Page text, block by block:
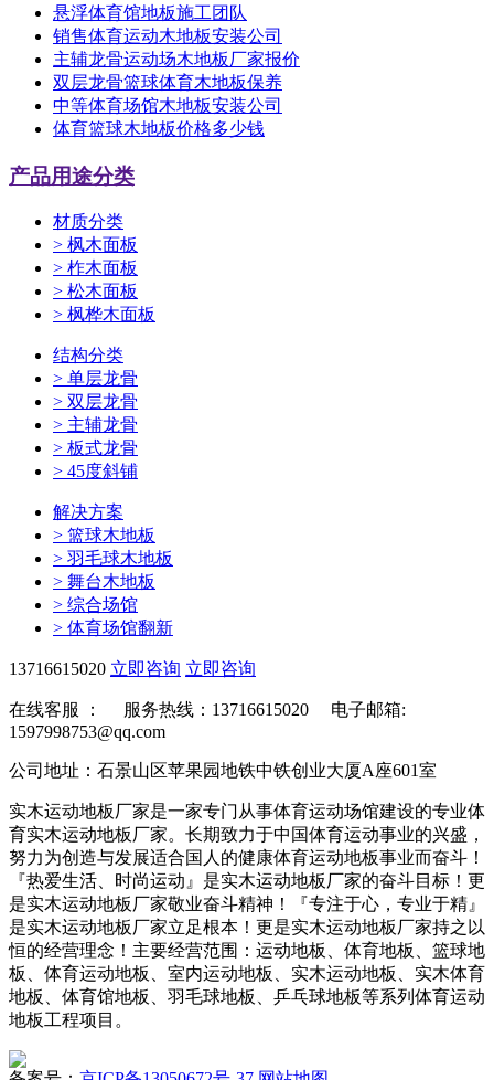
悬浮体育馆地板施工团队
销售体育运动木地板安装公司
主辅龙骨运动场木地板厂家报价
双层龙骨篮球体育木地板保养
中等体育场馆木地板安装公司
体育篮球木地板价格多少钱
产品用途分类
材质分类
> 枫木面板
> 柞木面板
> 松木面板
> 枫桦木面板
结构分类
> 单层龙骨
> 双层龙骨
> 主辅龙骨
> 板式龙骨
> 45度斜铺
解决方案
> 篮球木地板
> 羽毛球木地板
> 舞台木地板
> 综合场馆
> 体育场馆翻新
13716615020 立即咨询 立即咨询
在线客服 ：
服务热线：13716615020 电子邮箱:
1597998753@qq.com
公司地址：石景山区苹果园地铁中铁创业大厦A座601室
实木运动地板厂家是一家专门从事体育运动场馆建设的专业体
育实木运动地板厂家。长期致力于中国体育运动事业的兴盛，
努力为创造与发展适合国人的健康体育运动地板事业而奋斗！
『热爱生活、时尚运动』是实木运动地板厂家的奋斗目标！更
是实木运动地板厂家敬业奋斗精神！『专注于心，专业于精』
是实木运动地板厂家立足根本！更是实木运动地板厂家持之以
恒的经营理念！主要经营范围：运动地板、体育地板、篮球地
板、体育运动地板、室内运动地板、实木运动地板、实木体育
地板、体育馆地板、羽毛球地板、乒乓球地板等系列体育运动
地板工程项目。